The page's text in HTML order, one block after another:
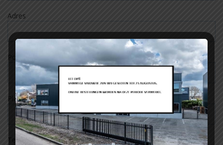
Adres
Postcode
Plaats
Tel.